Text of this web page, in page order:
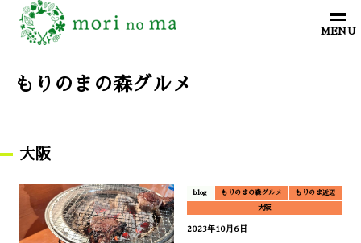
もりのまの森グルメ
大阪
blog もりのまの森グルメ もりのま近辺
大阪
2023年10月6日